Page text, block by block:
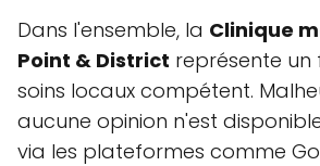
Dans l'ensemble, la Clinique
Point & District représente un
soins locaux compétent.
aucune opinion n'est
via les plateformes comme